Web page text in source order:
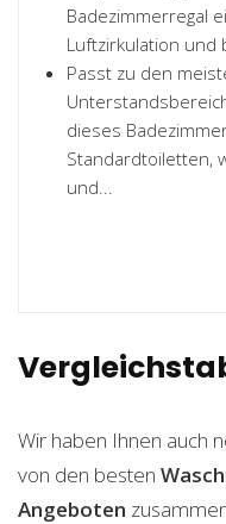
Badezimmerregal
Luftzirkulation und
Passt zu den
dieses
Standardtoiletten,
und...
Wir haben Ihnen auch
von den besten
Angeboten